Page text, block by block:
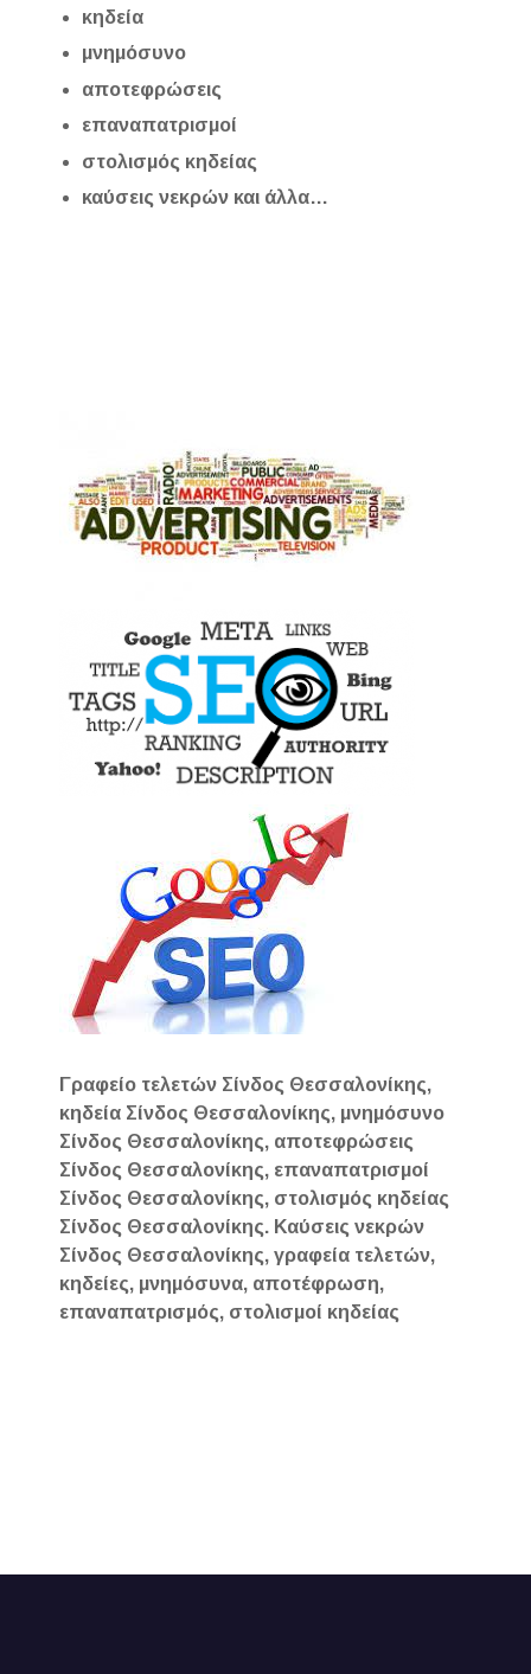
κηδεία
μνημόσυνο
αποτεφρώσεις
επαναπατρισμοί
στολισμός κηδείας
καύσεις νεκρών και άλλα…
Γραφείο τελετών Σίνδος Θεσσαλονίκης,
κηδεία Σίνδος Θεσσαλονίκης, μνημόσυνο
Σίνδος Θεσσαλονίκης, αποτεφρώσεις
Σίνδος Θεσσαλονίκης, επαναπατρισμοί
Σίνδος Θεσσαλονίκης, στολισμός κηδείας
Σίνδος Θεσσαλονίκης. Καύσεις νεκρών
Σίνδος Θεσσαλονίκης, γραφεία τελετών,
κηδείες, μνημόσυνα, αποτέφρωση,
επαναπατρισμός, στολισμοί κηδείας